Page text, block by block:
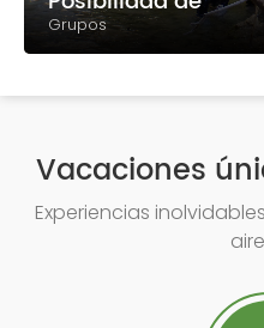
Grupos
Vacaciones
Experiencias